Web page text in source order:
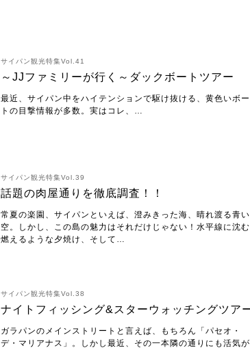
～JJファミリーが行く～ダックボートツアー
サイパン観光特集Vol.41
最近、サイパン中をハイテンションで駆け抜ける、黄色いボー
トの目撃情報が多数。実はコレ、…
話題の肉屋通りを徹底調査！！
サイパン観光特集Vol.39
常夏の楽園、サイパンといえば、澄みきった海、晴れ渡る青い
空。しかし、この島の魅力はそれだけじゃない！水平線に沈む
燃えるような夕焼け、そして…
ナイトフィッシング&スターウォッチングツア
サイパン観光特集Vol.38
ガラパンのメインストリートと言えば、もちろん「パセオ・
デ・マリアナス」。しかし最近、その一本隣の通りにも活気が